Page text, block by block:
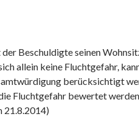
Beschuldigte seinen
allein keine Fluchtgefahr,
berücksichtigt
Fluchtgefahr bewertet
21.8.2014)